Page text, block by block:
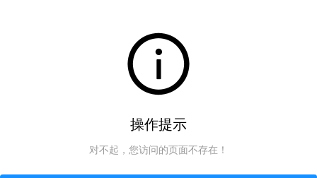
操作提示
对不起，您访问的页面不存在！